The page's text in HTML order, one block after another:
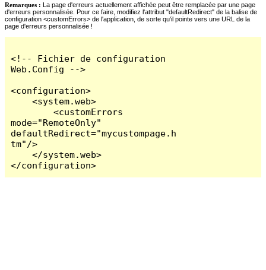
Remarques : La page d'erreurs actuellement affichée peut être remplacée par une page
d'erreurs personnalisée. Pour ce faire, modifiez l'attribut "defaultRedirect" de la balise de
configuration <customErrors> de l'application, de sorte qu'il pointe vers une URL de la
page d'erreurs personnalisée !
<!-- Fichier de configuration
Web.Config -->
<configuration>
    <system.web>
        <customErrors
mode="RemoteOnly"
defaultRedirect="mycustompage.h
tm"/>
    </system.web>
</configuration>